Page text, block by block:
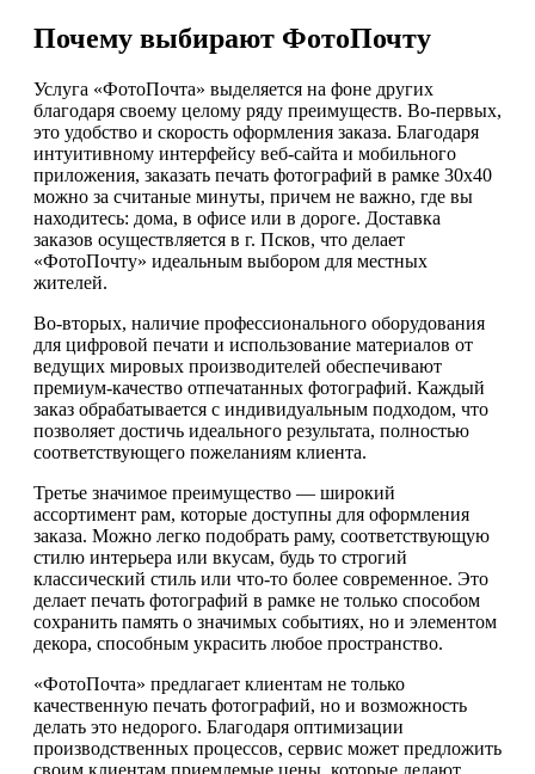
Почему выбирают ФотоПочту
Услуга «ФотоПочта» выделяется на фоне других
благодаря своему целому ряду преимуществ. Во-первых,
это удобство и скорость оформления заказа. Благодаря
интуитивному интерфейсу веб-сайта и мобильного
приложения, заказать печать фотографий в рамке 30х40
можно за считаные минуты, причем не важно, где вы
находитесь: дома, в офисе или в дороге. Доставка
заказов осуществляется в г. Псков, что делает
«ФотоПочту» идеальным выбором для местных
жителей.
Во-вторых, наличие профессионального оборудования
для цифровой печати и использование материалов от
ведущих мировых производителей обеспечивают
премиум-качество отпечатанных фотографий. Каждый
заказ обрабатывается с индивидуальным подходом, что
позволяет достичь идеального результата, полностью
соответствующего пожеланиям клиента.
Третье значимое преимущество — широкий
ассортимент рам, которые доступны для оформления
заказа. Можно легко подобрать раму, соответствующую
стилю интерьера или вкусам, будь то строгий
классический стиль или что-то более современное. Это
делает печать фотографий в рамке не только способом
сохранить память о значимых событиях, но и элементом
декора, способным украсить любое пространство.
«ФотоПочта» предлагает клиентам не только
качественную печать фотографий, но и возможность
делать это недорого. Благодаря оптимизации
производственных процессов, сервис может предложить